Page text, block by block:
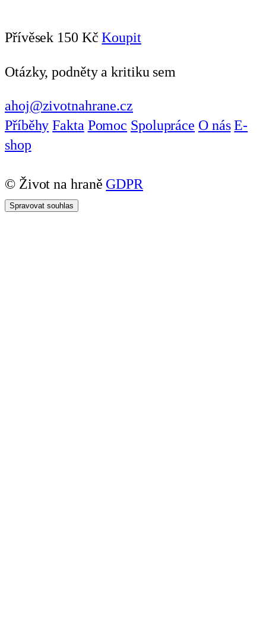
Přívěsek 150 Kč Koupit
Otázky, podněty a kritiku sem
ahoj@zivotnahrane.cz
Příběhy Fakta Pomoc Spolupráce O nás E-
shop
© Život na hraně GDPR
Spravovat souhlas